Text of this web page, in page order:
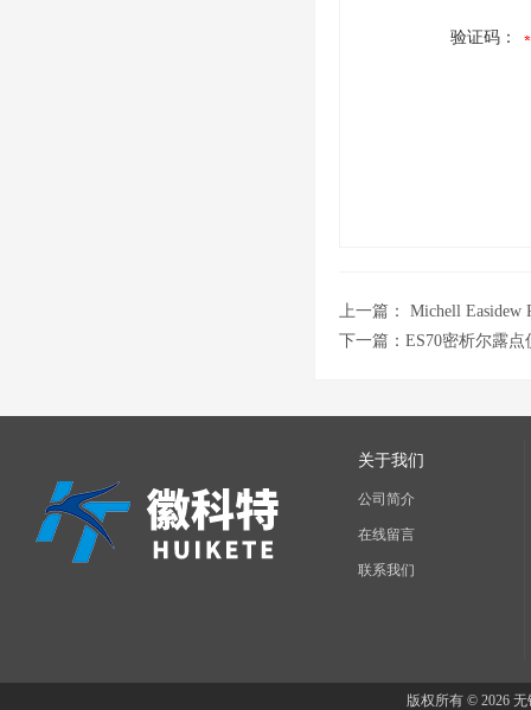
验证码：
上一篇： Michell
下一篇： ES70密析尔露
关于我们
公司简介
在线留言
联系我们
版权所有 © 2026